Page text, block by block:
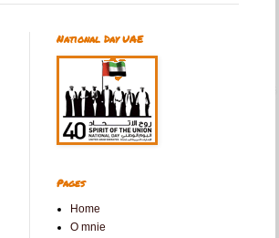
National Day UAE
Pages
Home
O mnie